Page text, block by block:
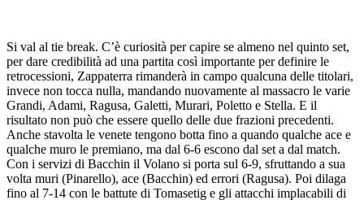
Si val al tie break. C’è curiosità per capire se almeno nel quinto set,
per dare credibilità ad una partita così importante per definire le
retrocessioni, Zappaterra rimanderà in campo qualcuna delle titolari,
invece non tocca nulla, mandando nuovamente al massacro le varie
Grandi, Adami, Ragusa, Galetti, Murari, Poletto e Stella. E il
risultato non può che essere quello delle due frazioni precedenti.
Anche stavolta le venete tengono botta fino a quando qualche ace e
qualche muro le premiano, ma dal 6-6 escono dal set a dal match.
Con i servizi di Bacchin il Volano si porta sul 6-9, sfruttando a sua
volta muri (Pinarello), ace (Bacchin) ed errori (Ragusa). Poi dilaga
fino al 7-14 con le battute di Tomasetig e gli attacchi implacabili di